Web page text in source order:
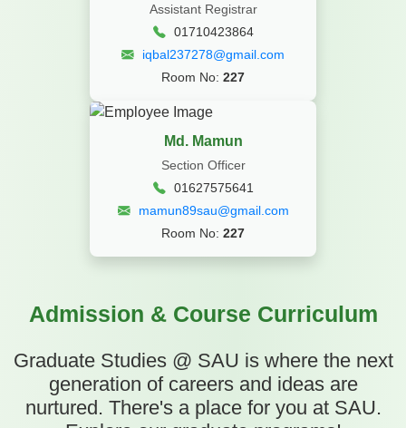
Assistant Registrar
01710423864
iqbal237278@gmail.com
Room No: 227
Md. Mamun
Section Officer
01627575641
mamun89sau@gmail.com
Room No: 227
Admission & Course Curriculum
Graduate Studies @ SAU is where the next
generation of careers and ideas are
nurtured. There's a place for you at SAU.